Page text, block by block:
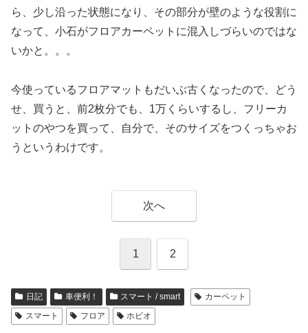
ら、少し沿った状態になり、その部分が壁のような役割に
なって、小石がフロアカーペットに混入しづらいのではな
いかと。。。
今使っているフロアマットもだいぶ古くなったので、どう
せ、買うと、前2枚分でも、1万くらいするし、フリーカ
ットのやつを買って、自分で、そのサイズをつくっちゃお
うというわけです。
次へ
1 2
日記 車便利！ スマート / smart
カーペット
スマート
フロア ホビオ